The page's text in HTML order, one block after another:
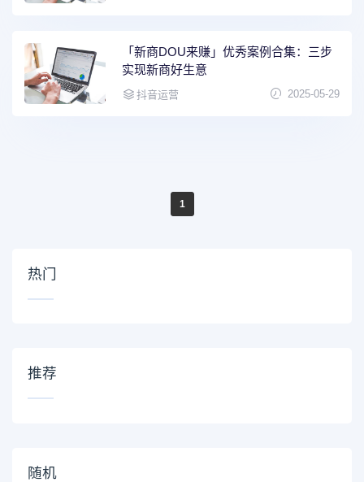
「新商DOU来赚」优秀案例合集：三步
实现新商好生意
抖音运营 2025-05-29
1
热门
推荐
随机